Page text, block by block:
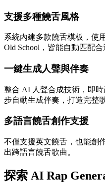
支援多種饒舌風格
系統內建多款饒舌模板，使
Old School，皆能自動匹配合
一鍵生成人聲與伴奏
整合 AI 人聲合成技術，即
步自動生成伴奏，打造完整歌
多語言饒舌創作支援
不僅支援英文饒舌，也能創
出跨語言饒舌歌曲。
探索 AI Rap